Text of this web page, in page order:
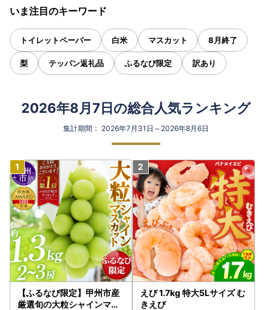
いま注目のキーワード
トイレットペーパー 白米 マスカット 8月終了
梨 テッパン返礼品 ふるなび限定 訳あり
2026年8月7日の総合人気ランキング
集計期間： 2026年7月31日～2026年8月6日
【ふるなび限定】甲州市産
厳選旬の大粒シャインマス
えび 1.7kg 特大5Lサイズ む
きえび